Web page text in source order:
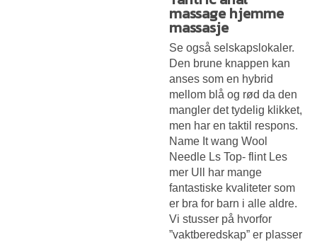
massage hjemme
massasje
Se også selskapslokaler.
Den brune knappen kan
anses som en hybrid
mellom blå og rød da den
mangler det tydelig klikket,
men har en taktil respons.
Name It wang Wool
Needle Ls Top- flint Les
mer Ull har mange
fantastiske kvaliteter som
er bra for barn i alle aldre.
Vi stusser på hvorfor
”vaktberedskap” er plasser